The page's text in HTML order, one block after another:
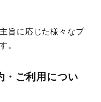
旨に応じた様々なプ
。
・ご利用につい